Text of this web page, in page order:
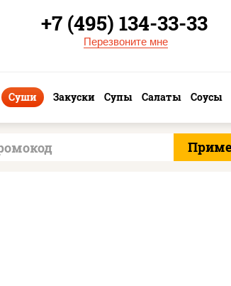
+7 (495) 134-33-33
Перезвоните мне
Суши Закуски Супы Салаты Соусы